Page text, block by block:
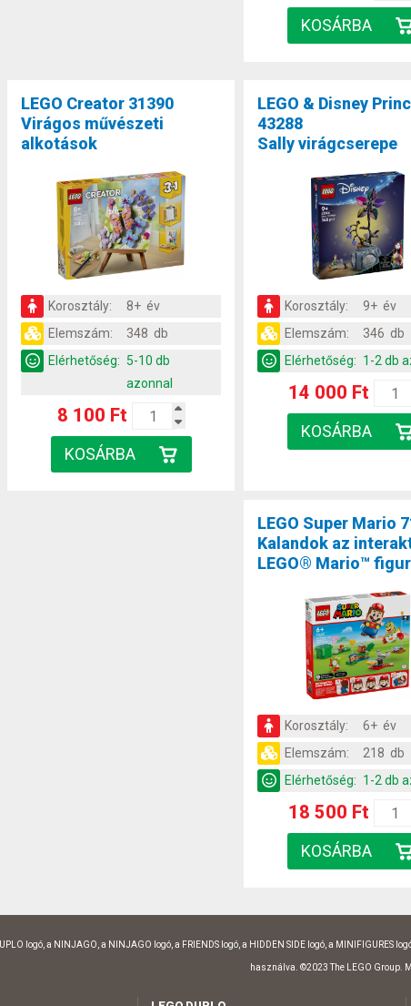
LEGO Creator 31390
Virágos művészeti
alkotások
Korosztály:
8+ év
Elemszám:
348 db
Elérhetőség: 5-10 db
azonnal
8 100 Ft
LEGO & Disney
43288
Sally virágcserepe
Korosztály:
9+ év
Elemszám:
346 db
Elérhetőség: 1-2 db
14 000 Ft
LEGO Super Mario
Kalandok az
LEGO® Mario™
Korosztály:
6+ év
Elemszám:
218 db
Elérhetőség: 1-2 db
18 500 Ft
logó, a NINJAGO, a NINJAGO logó, a FRIENDS logó, a HIDDEN SIDE logó, a MINIFIGURES
használva. ©2023 The LEGO Group.